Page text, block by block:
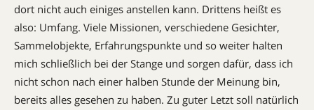
dort nicht auch einiges anstellen kann. Drittens heißt es
also: Umfang. Viele Missionen, verschiedene Gesichter,
Sammelobjekte, Erfahrungspunkte und so weiter halten
mich schließlich bei der Stange und sorgen dafür, dass ich
nicht schon nach einer halben Stunde der Meinung bin,
bereits alles gesehen zu haben. Zu guter Letzt soll natürlich